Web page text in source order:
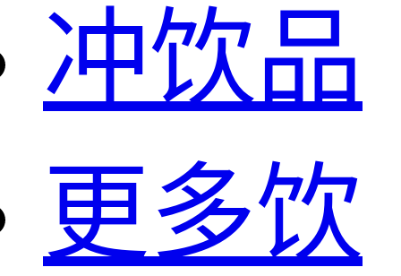
冲饮品
更多饮